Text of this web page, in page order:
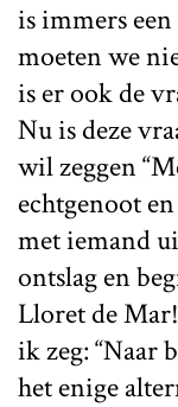
is immers
moeten we
is er ook de
Nu is deze
wil zeggen
echtgenoot
met iemand
ontslag en
Lloret de
ik zeg: “Naar
het enige